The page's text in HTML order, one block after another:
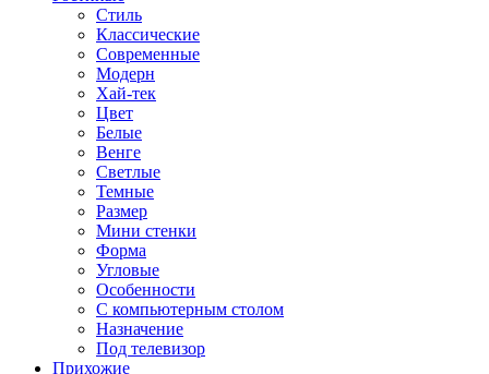
Стиль
Классические
Современные
Модерн
Хай-тек
Цвет
Белые
Венге
Светлые
Темные
Размер
Мини стенки
Форма
Угловые
Особенности
С компьютерным столом
Назначение
Под телевизор
Прихожие